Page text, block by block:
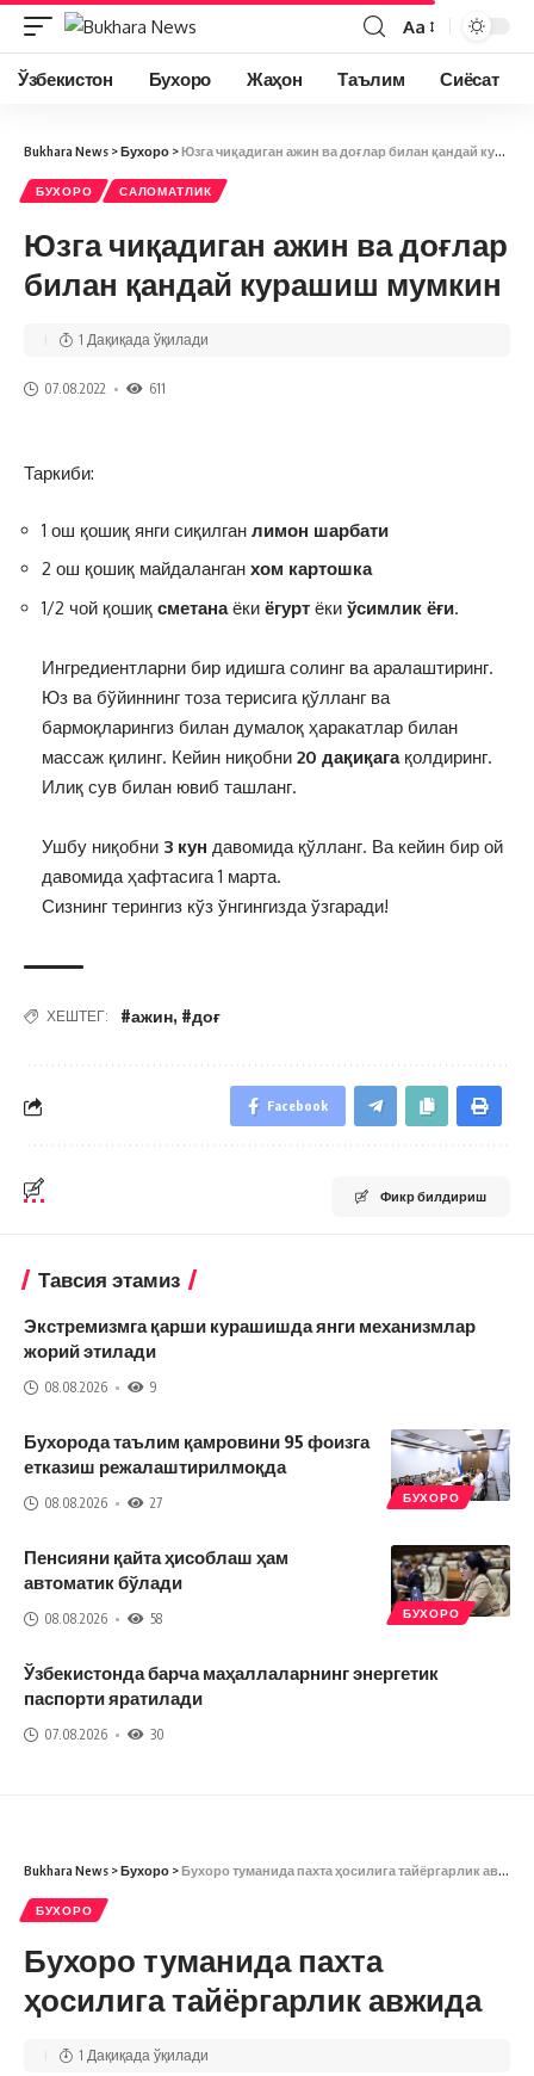
Aa
Ўзбекистон Бухоро Жаҳон Таълим Сиёсат
Bukhara News >Бухоро >Юзга чиқадиган ажин ва доғлар билан қандай курашиш мумкин
БУХОРО САЛОМАТЛИК
Юзга чиқадиган ажин ва доғлар
билан қандай курашиш мумкин
07.08.2022 611
1 Дақиқада ўқилади
Таркиби:
1 ош қошиқ янги сиқилган лимон шарбати
2 ош қошиқ майдаланган хом картошка
1/2 чой қошиқ сметанаёки ёгурт ёки ўсимлик ёғи.
Ингредиентларни бир идишга солинг ва аралаштиринг.
Юз ва бўйиннинг тоза терисига қўлланг ва
бармоқларингиз билан думалоқ ҳаракатлар билан
массаж қилинг. Кейин ниқобни 20 дақиқагақолдиринг.
Илиқ сув билан ювиб ташланг.
Ушбу ниқобни 3 кун давомида қўлланг. Ва кейин бир ой
давомида ҳафтасига 1 марта.
Сизнинг терингиз кўз ўнгингизда ўзгаради!
ХЕШТЕГ: #ажин, #доғ
Facebook
Фикр билдириш
Тавсия этамиз
Экстремизмга қарши курашишда янги механизмлар
жорий этилади
08.08.2026 9
БУХОРО
Бухорода таълим қамровини 95 фоизга
етказиш режалаштирилмоқда
08.08.2026 27
БУХОРО
Пенсияни қайта ҳисоблаш ҳам
автоматик бўлади
08.08.2026 58
Ўзбекистонда барча маҳаллаларнинг энергетик
паспорти яратилади
07.08.2026 30
Bukhara News >Бухоро >Бухоро туманида пахта ҳосилига тайёргарлик авжида
БУХОРО
Бухоро туманида пахта
ҳосилига тайёргарлик авжида
1 Дақиқада ўқилади